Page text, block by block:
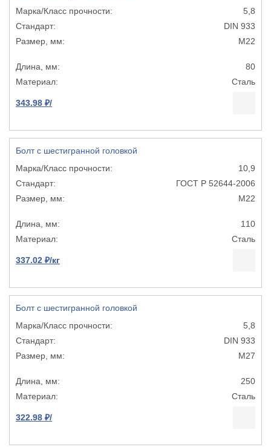
5,8
DIN 933
М22
80
Сталь
343.98 ₽/
Болт с шестигранной головкой
10,9
ГОСТ Р 52644-2006
М22
110
Сталь
337.02 ₽/кг
Болт с шестигранной головкой
5,8
DIN 933
М27
250
Сталь
322.98 ₽/